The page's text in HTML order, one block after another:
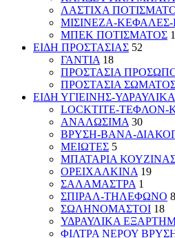
ΛΑΣΤΙΧΑ
ΜΙΣΙΝΕΖΑ-
ΜΠΕΚ ΠΟΤΙΣΜΑΤΟΣ
ΕΙΔΗ ΠΡΟΣΤΑΣΙΑΣ 52
ΓΑΝΤΙΑ 18
ΠΡΟΣΤΑΣΙΑ
ΠΡΟΣΤΑΣΙΑ
ΕΙΔΗ ΥΓΙΕΙΝΗΣ-
LOCKTITE-ΤΕΦΛΟΝ-
ΑΝΑΛΩΣΙΜΑ 30
ΒΡΥΣΗ-ΒΑΝΑ-
ΜΕΙΩΤΕΣ 5
ΜΠΑΤΑΡΙΑ
ΟΡΕΙΧΑΛΚΙΝΑ 19
ΣΑΛΑΜΑΣΤΡΑ 1
ΣΠΙΡΑΛ-ΤΗΛΕΦΩΝΟ 8
ΣΩΛΗΝΟΜΑΣΤΟΙ 18
ΥΔΡΑΥΛΙΚΑ
ΦΙΛΤΡΑ ΝΕΡΟΥ